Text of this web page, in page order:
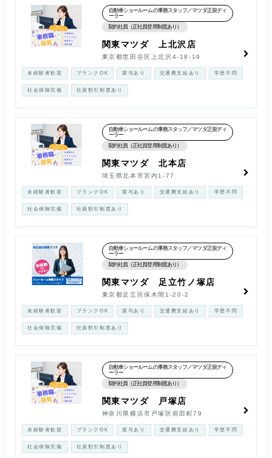
自動車ショールームの事務スタッフ／マツダ正規ディ
ーラー
契約社員（正社員登用制度あり）
関東マツダ 上北沢店
東京都世田谷区上北沢4-18-19
未経験者歓迎 ブランクOK 賞与あり 交通費支給あり 学歴不問
社会保険完備 社員割引制度あり
自動車ショールームの事務スタッフ／マツダ正規ディ
ーラー
契約社員（正社員登用制度あり）
関東マツダ 北本店
埼玉県北本市宮内1-77
未経験者歓迎 ブランクOK 賞与あり 交通費支給あり 学歴不問
社会保険完備 社員割引制度あり
自動車ショールームの事務スタッフ／マツダ正規ディ
ーラー
契約社員（正社員登用制度あり）
関東マツダ 足立竹ノ塚店
東京都足立区保木間1-20-2
未経験者歓迎 ブランクOK 賞与あり 交通費支給あり 学歴不問
社会保険完備 社員割引制度あり
自動車ショールームの事務スタッフ／マツダ正規ディ
ーラー
契約社員（正社員登用制度あり）
関東マツダ 戸塚店
神奈川県横浜市戸塚区前田町79
未経験者歓迎 ブランクOK 賞与あり 交通費支給あり 学歴不問
社会保険完備 社員割引制度あり